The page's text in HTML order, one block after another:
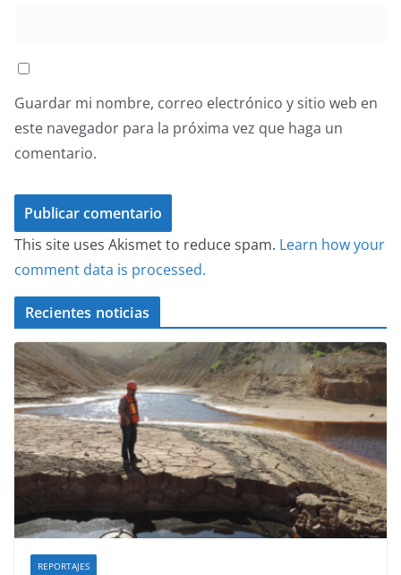
Guardar mi nombre, correo electrónico y sitio web en
este navegador para la próxima vez que haga un
comentario.
This site uses Akismet to reduce spam. Learn how your
comment data is processed.
Recientes noticias
REPORTAJES